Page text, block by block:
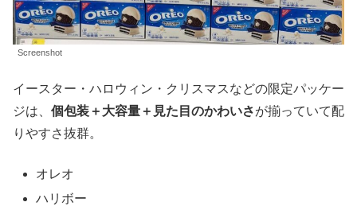
Screenshot
イースター・ハロウィン・クリスマスなどの限定パッケー
ジは、 個包装＋大容量＋見た目のかわいさが揃っていて配
りやすさ抜群。
オレオ
ハリボー